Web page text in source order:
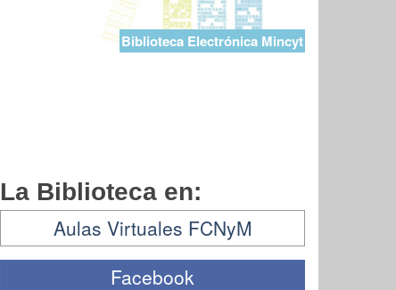
Biblioteca Electrónica Mincyt
La Biblioteca en:
Aulas Virtuales FCNyM
Facebook